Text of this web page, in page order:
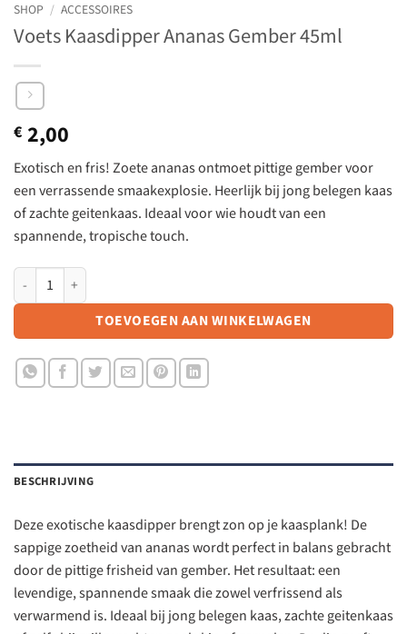
SHOP / ACCESSOIRES
Voets Kaasdipper Ananas Gember 45ml
€ 2,00
Exotisch en fris! Zoete ananas ontmoet pittige gember voor
een verrassende smaakexplosie. Heerlijk bij jong belegen kaas
of zachte geitenkaas. Ideaal voor wie houdt van een
spannende, tropische touch.
Voets Kaasdipper Ananas Gember 45ml aantal
TOEVOEGEN AAN WINKELWAGEN
BESCHRIJVING
Deze exotische kaasdipper brengt zon op je kaasplank! De
sappige zoetheid van ananas wordt perfect in balans gebracht
door de pittige frisheid van gember. Het resultaat: een
levendige, spannende smaak die zowel verfrissend als
verwarmend is. Ideaal bij jong belegen kaas, zachte geitenkaas